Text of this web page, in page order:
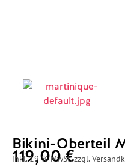
Bikini-Oberteil
119,00€
inkl. 19 % MwSt. zzgl.